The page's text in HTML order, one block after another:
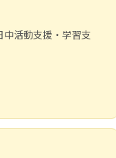
活動支援・学習支